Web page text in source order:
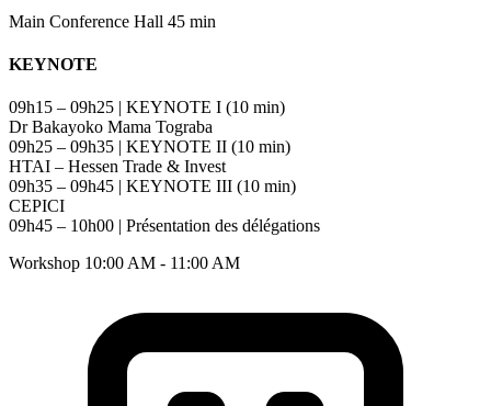
Main Conference Hall 45 min
KEYNOTE
09h15 – 09h25 | KEYNOTE I (10 min)
Dr Bakayoko Mama Tograba
09h25 – 09h35 | KEYNOTE II (10 min)
HTAI – Hessen Trade & Invest
09h35 – 09h45 | KEYNOTE III (10 min)
CEPICI
09h45 – 10h00 | Présentation des délégations
Workshop 10:00 AM - 11:00 AM